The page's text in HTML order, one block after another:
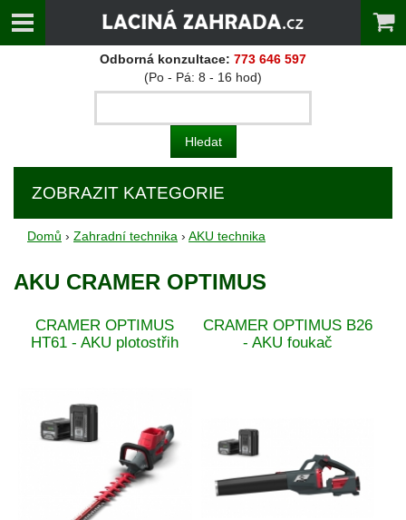
Odborná konzultace: 773 646 597
(Po - Pá: 8 - 16 hod)
ZOBRAZIT KATEGORIE
Domů › Zahradní technika › AKU technika
AKU CRAMER OPTIMUS
CRAMER OPTIMUS
HT61 - AKU plotostřih
CRAMER OPTIMUS B26
- AKU foukač